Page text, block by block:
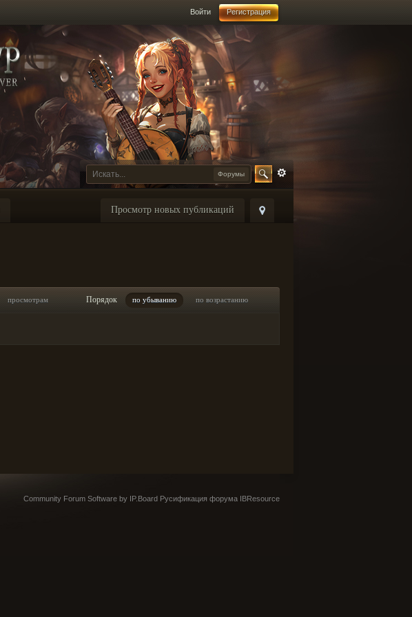
Войти Регистрация
Форумы
Просмотр новых публикаций
просмотрам Порядок по убыванию по возрастанию
Community Forum Software by IP.Board Русификация форума IBResource